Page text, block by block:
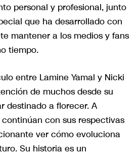
personal y profesional, junto
que ha desarrollado con
mantener a los medios y fans
tiempo.
entre Lamine Yamal y Nicki
de muchos desde su
destinado a florecer. A
con sus respectivas
ver cómo evoluciona
Su historia es un